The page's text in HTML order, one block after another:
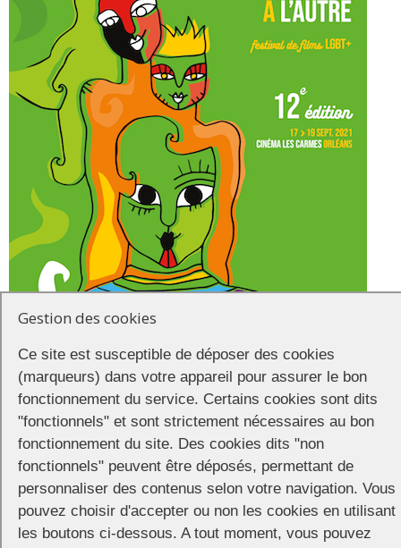
Cette année encore, l’équipe de programmation propose une large
sélection internationale de films inédits(Moffie, Les sentiers de
l’oubli, Ammonite)et d’avant-premières(Pour toujours, A good man)
sans oublier l‘incontournable séance de courts métrages.
cinéma Les Carmes 7 rue des Carmes, Orléans
Gestion des cookies
Ce site est susceptible de déposer des cookies
(marqueurs) dans votre appareil pour assurer le bon
fonctionnement du service. Certains cookies sont dits
"fonctionnels" et sont strictement nécessaires au bon
fonctionnement du site. Des cookies dits "non
fonctionnels" peuvent être déposés, permettant de
personnaliser des contenus selon votre navigation. Vous
pouvez choisir d'accepter ou non les cookies en utilisant
les boutons ci-dessous. A tout moment, vous pouvez